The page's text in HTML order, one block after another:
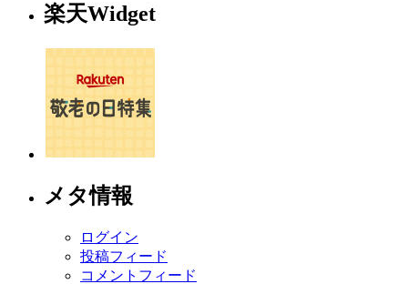
楽天Widget
メタ情報
ログイン
投稿フィード
コメントフィード